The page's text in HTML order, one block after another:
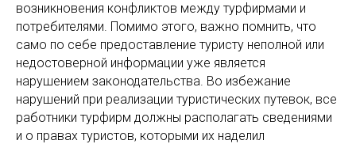
возникновения конфликтов между турфирмами и
потребителями. Помимо этого, важно помнить, что
само по себе предоставление туристу неполной или
недостоверной информации уже является
нарушением законодательства. Во избежание
нарушений при реализации туристических путевок, все
работники турфирм должны располагать сведениями
и о правах туристов, которыми их наделил